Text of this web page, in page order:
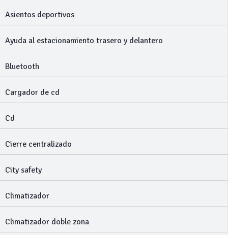
Asientos deportivos
Ayuda al estacionamiento trasero y delantero
Bluetooth
Cargador de cd
Cd
Cierre centralizado
City safety
Climatizador
Climatizador doble zona